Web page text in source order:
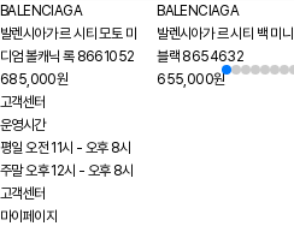
BALENCIAGA
발렌시아가 르 시티 모토 미
디엄 볼캐닉 록 8661052
685,000원
BALENCIAGA
발렌시아가 르 시티 백 미니
블랙 8654632
655,000원
고객센터
운영시간
평일 오전 11시 - 오후 8시
주말 오후 12시 - 오후 8시
고객센터
마이페이지